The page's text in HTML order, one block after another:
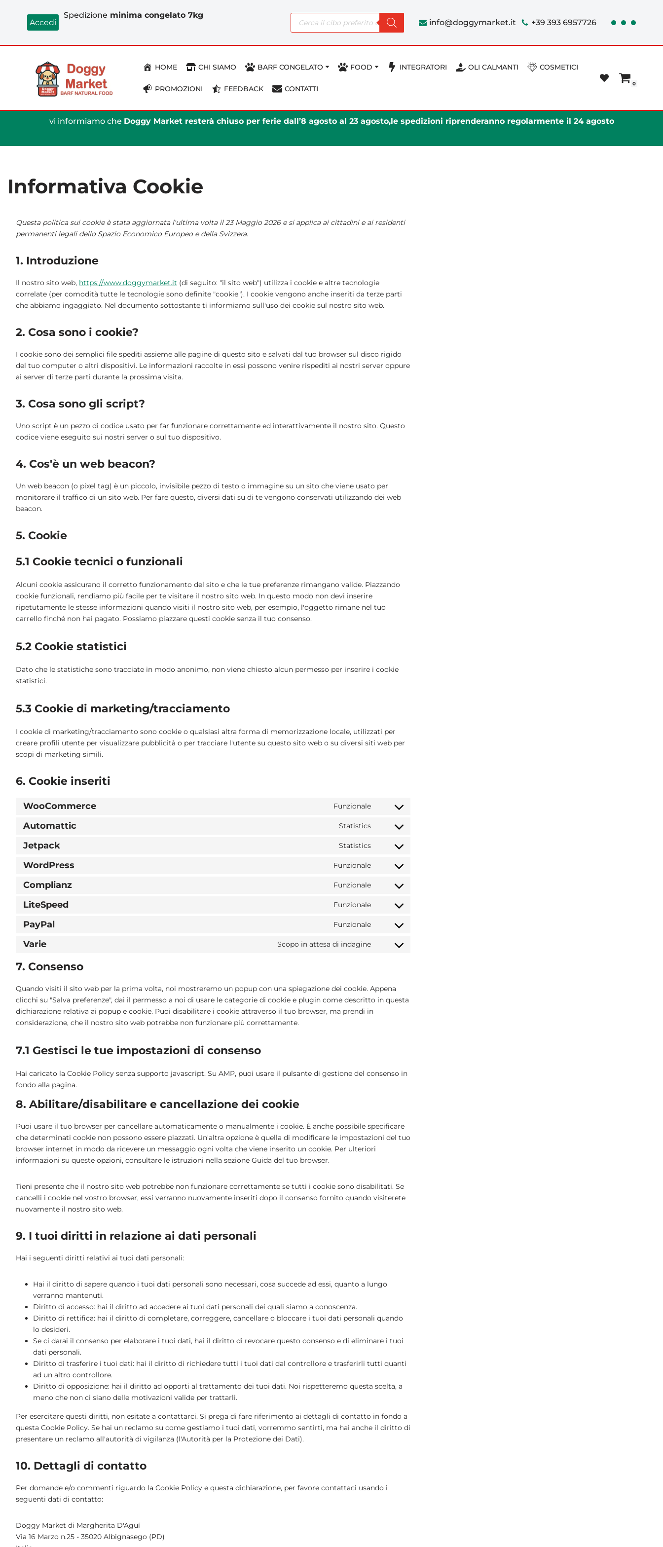
Accedi
Spedizione minima congelato 7kg
info@doggymarket.it +39 393 6957726
HOME CHI SIAMO BARF CONGELATO FOOD INTEGRATORI OLI CALMANTI COSMETICI
PROMOZIONI FEEDBACK CONTATTI
0
vi informiamo che Doggy Market resterà chiuso per ferie dall’8 agosto al 23 agosto,le spedizioni riprenderanno regolarmente il 24 agosto
Informativa Cookie
Questa politica sui cookie è stata aggiornata l'ultima volta il 23 Maggio 2026 e si applica ai cittadini e ai residenti
permanenti legali dello Spazio Economico Europeo e della Svizzera.
1. Introduzione
Il nostro sito web, https://www.doggymarket.it (di seguito: "il sito web") utilizza i cookie e altre tecnologie
correlate (per comodità tutte le tecnologie sono definite "cookie"). I cookie vengono anche inseriti da terze parti
che abbiamo ingaggiato. Nel documento sottostante ti informiamo sull'uso dei cookie sul nostro sito web.
2. Cosa sono i cookie?
I cookie sono dei semplici file spediti assieme alle pagine di questo sito e salvati dal tuo browser sul disco rigido
del tuo computer o altri dispositivi. Le informazioni raccolte in essi possono venire rispediti ai nostri server oppure
ai server di terze parti durante la prossima visita.
3. Cosa sono gli script?
Uno script è un pezzo di codice usato per far funzionare correttamente ed interattivamente il nostro sito. Questo
codice viene eseguito sui nostri server o sul tuo dispositivo.
4. Cos'è un web beacon?
Un web beacon (o pixel tag) è un piccolo, invisibile pezzo di testo o immagine su un sito che viene usato per
monitorare il traffico di un sito web. Per fare questo, diversi dati su di te vengono conservati utilizzando dei web
beacon.
5. Cookie
5.1 Cookie tecnici o funzionali
Alcuni cookie assicurano il corretto funzionamento del sito e che le tue preferenze rimangano valide. Piazzando
cookie funzionali, rendiamo più facile per te visitare il nostro sito web. In questo modo non devi inserire
ripetutamente le stesse informazioni quando visiti il nostro sito web, per esempio, l'oggetto rimane nel tuo
carrello finché non hai pagato. Possiamo piazzare questi cookie senza il tuo consenso.
5.2 Cookie statistici
Dato che le statistiche sono tracciate in modo anonimo, non viene chiesto alcun permesso per inserire i cookie
statistici.
5.3 Cookie di marketing/tracciamento
I cookie di marketing/tracciamento sono cookie o qualsiasi altra forma di memorizzazione locale, utilizzati per
creare profili utente per visualizzare pubblicità o per tracciare l'utente su questo sito web o su diversi siti web per
scopi di marketing simili.
6. Cookie inseriti
WooCommerce Funzionale
Automattic Statistics
Jetpack Statistics
WordPress Funzionale
Complianz Funzionale
LiteSpeed Funzionale
PayPal Funzionale
Varie Scopo in attesa di indagine
7. Consenso
Quando visiti il sito web per la prima volta, noi mostreremo un popup con una spiegazione dei cookie. Appena
clicchi su "Salva preferenze", dai il permesso a noi di usare le categorie di cookie e plugin come descritto in questa
dichiarazione relativa ai popup e cookie. Puoi disabilitare i cookie attraverso il tuo browser, ma prendi in
considerazione, che il nostro sito web potrebbe non funzionare più correttamente.
7.1 Gestisci le tue impostazioni di consenso
Hai caricato la Cookie Policy senza supporto javascript. Su AMP, puoi usare il pulsante di gestione del consenso in
fondo alla pagina.
8. Abilitare/disabilitare e cancellazione dei cookie
Puoi usare il tuo browser per cancellare automaticamente o manualmente i cookie. È anche possibile specificare
che determinati cookie non possono essere piazzati. Un'altra opzione è quella di modificare le impostazioni del tuo
browser internet in modo da ricevere un messaggio ogni volta che viene inserito un cookie. Per ulteriori
informazioni su queste opzioni, consultare le istruzioni nella sezione Guida del tuo browser.
Tieni presente che il nostro sito web potrebbe non funzionare correttamente se tutti i cookie sono disabilitati. Se
cancelli i cookie nel vostro browser, essi verranno nuovamente inseriti dopo il consenso fornito quando visiterete
nuovamente il nostro sito web.
9. I tuoi diritti in relazione ai dati personali
Hai i seguenti diritti relativi ai tuoi dati personali:
Hai il diritto di sapere quando i tuoi dati personali sono necessari, cosa succede ad essi, quanto a lungo
verranno mantenuti.
Diritto di accesso: hai il diritto ad accedere ai tuoi dati personali dei quali siamo a conoscenza.
Diritto di rettifica: hai il diritto di completare, correggere, cancellare o bloccare i tuoi dati personali quando
lo desideri.
Se ci darai il consenso per elaborare i tuoi dati, hai il diritto di revocare questo consenso e di eliminare i tuoi
dati personali.
Diritto di trasferire i tuoi dati: hai il diritto di richiedere tutti i tuoi dati dal controllore e trasferirli tutti quanti
ad un altro controllore.
Diritto di opposizione: hai il diritto ad opporti al trattamento dei tuoi dati. Noi rispetteremo questa scelta, a
meno che non ci siano delle motivazioni valide per trattarli.
Per esercitare questi diritti, non esitate a contattarci. Si prega di fare riferimento ai dettagli di contatto in fondo a
questa Cookie Policy. Se hai un reclamo su come gestiamo i tuoi dati, vorremmo sentirti, ma hai anche il diritto di
presentare un reclamo all'autorità di vigilanza (l'Autorità per la Protezione dei Dati).
10. Dettagli di contatto
Per domande e/o commenti riguardo la Cookie Policy e questa dichiarazione, per favore contattaci usando i
seguenti dati di contatto:
Doggy Market di Margherita D'Aguí
Via 16 Marzo n.25 - 35020 Albignasego (PD)